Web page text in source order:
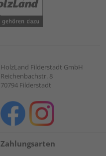
HolzLand Filderstadt GmbH
Reichenbachstr. 8
70794 Filderstadt
Zahlungsarten